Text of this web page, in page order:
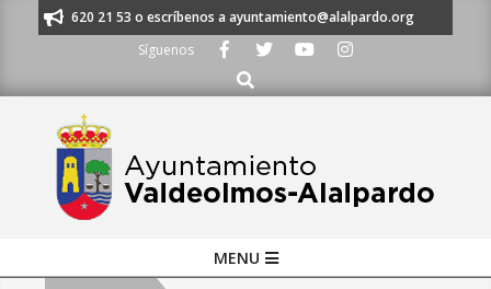
al 91 620 21 53 o escríbenos a ayuntamiento@alalpardo.org
Síguenos
Buscar
Navigation
MENU